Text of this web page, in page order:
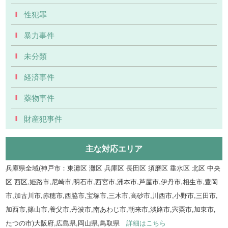
性犯罪
暴力事件
未分類
経済事件
薬物事件
財産犯事件
主な対応エリア
兵庫県全域(神戸市：東灘区 灘区 兵庫区 長田区 須磨区 垂水区 北区 中央
区 西区,姫路市,尼崎市,明石市,西宮市,洲本市,芦屋市,伊丹市,相生市,豊岡
市,加古川市,赤穂市,西脇市,宝塚市,三木市,高砂市,川西市,小野市,三田市,
加西市,篠山市,養父市,丹波市,南あわじ市,朝来市,淡路市,宍粟市,加東市,
たつの市)大阪府,広島県,岡山県,鳥取県詳細はこちら